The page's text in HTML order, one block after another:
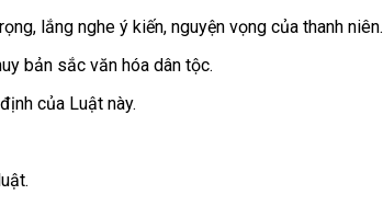
lắng nghe ý kiến, nguyện vọng của thanh niên.
bản sắc văn hóa dân tộc.
của Luật này.